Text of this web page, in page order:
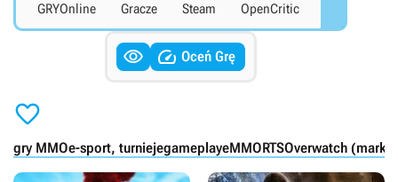
GRYOnline Gracze Steam OpenCritic
  Oceń Grę

gry MMOe-sport, turniejegameplayeMMORTSOverwatch (marka)